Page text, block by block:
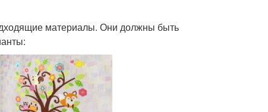
материалы. Они должны быть